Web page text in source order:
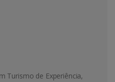
Turismo de Experiência,